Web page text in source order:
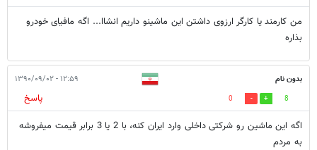
من کارمند یا کارگر ارزوی داشتن این ماشینو داریم انشاا... اگه مافیای خودرو
بذاره
بدون نام ۱۲:۵۹ - ۱۳۹۰/۰۹/۰۲
8
0
پاسخ
اگه این ماشین رو شرکتی داخلی وارد ایران کنه، با 2 یا 3 برابر قیمت میفروشه
به مردم